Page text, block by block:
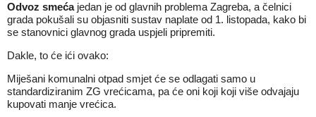
Odvoz smeća jedan je od glavnih problema Zagreba, a čelnici
grada pokušali su objasniti sustav naplate od 1. listopada, kako bi
se stanovnici glavnog grada uspjeli pripremiti.
Dakle, to će ići ovako:
Miješani komunalni otpad smjet će se odlagati samo u
standardiziranim ZG vrećicama, pa će oni koji koji više odvajaju
kupovati manje vrećica.